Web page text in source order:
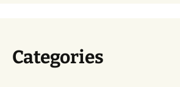
Categories